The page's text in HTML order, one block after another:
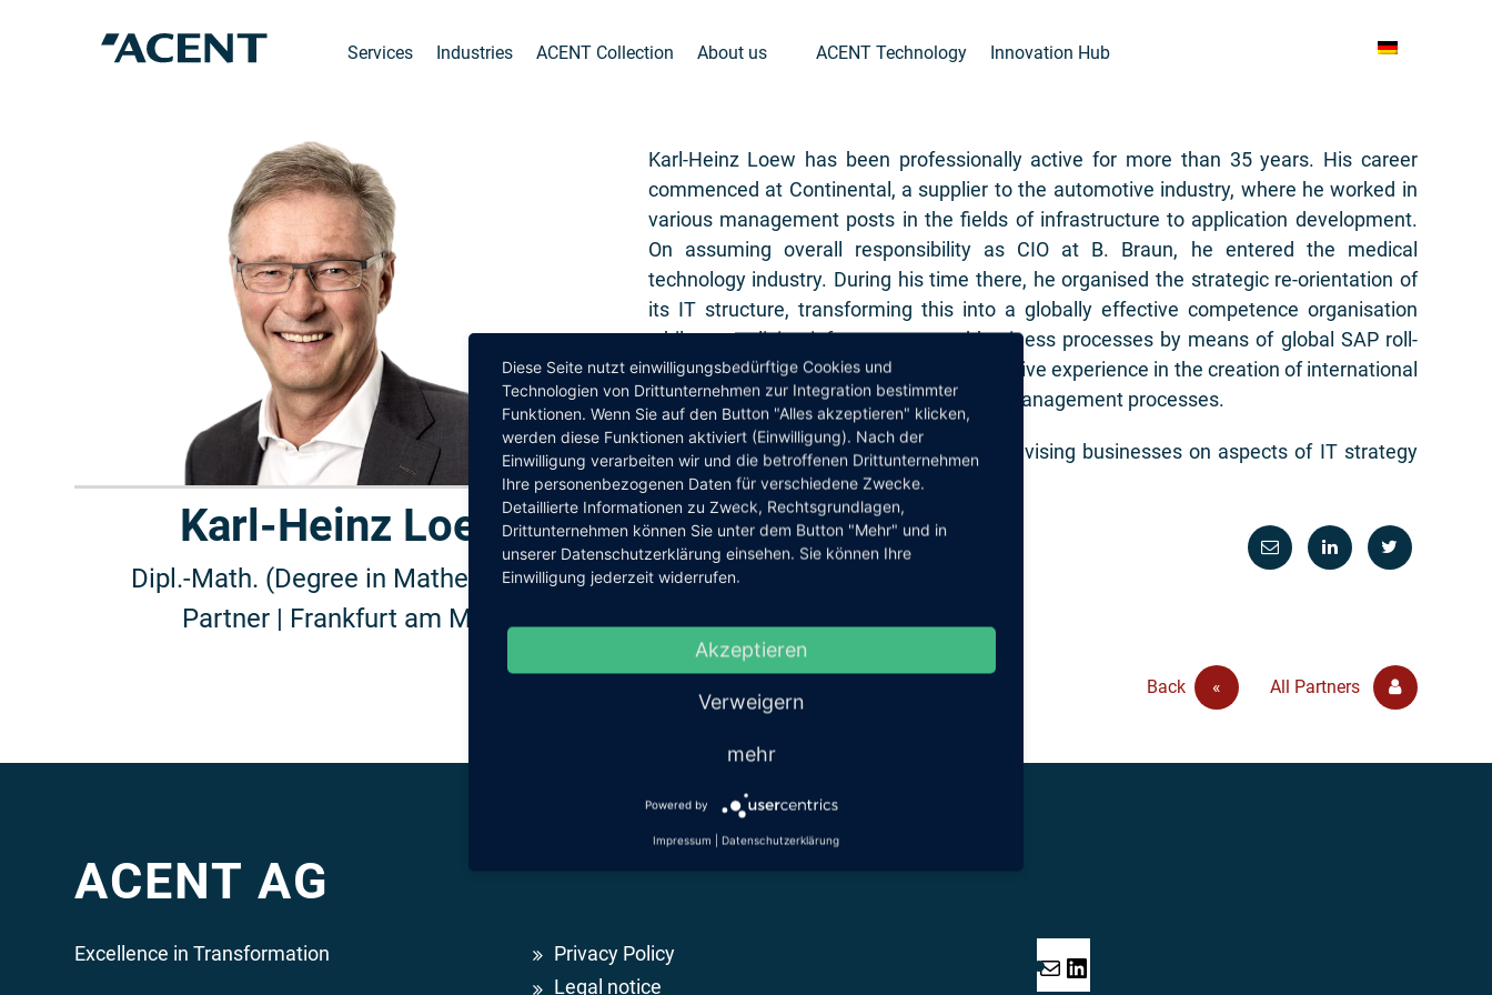
Services Industries ACENT Collection About us ACENT Technology Innovation Hub
Karl-Heinz Loew
Dipl.-Math. (Degree in Mathematics)
Partner | Frankfurt am Main
Karl-Heinz Loew has been professionally active for more than 35 years. His career
commenced at Continental, a supplier to the automotive industry, where he worked in
various management posts in the fields of infrastructure to application development.
On assuming overall responsibility as CIO at B. Braun, he entered the medical
technology industry. During his time there, he organised the strategic re-orientation of
its IT structure, transforming this into a globally effective competence organisation
while centralising infrastructure and business processes by means of global SAP roll-
out. It was also here that he gained extensive experience in the creation of international
IT teams and the corresponding change management processes.
Today, he acts as an interim manager, advising businesses on aspects of IT strategy
and process optimisation.
Back « All Partners
ACENT AG
Excellence in Transformation
Privacy Policy
Legal notice
Mail
Diese Seite nutzt einwilligungsbedürftige Cookies und
Technologien von Drittunternehmen zur Integration bestimmter
Funktionen. Wenn Sie auf den Button "Alles akzeptieren" klicken,
werden diese Funktionen aktiviert (Einwilligung). Nach der
Einwilligung verarbeiten wir und die betroffenen Drittunternehmen
Ihre personenbezogenen Daten für verschiedene Zwecke.
Detaillierte Informationen zu Zweck, Rechtsgrundlagen,
Drittunternehmen können Sie unter dem Button "Mehr" und in
unserer Datenschutzerklärung einsehen. Sie können Ihre
Einwilligung jederzeit widerrufen.
Akzeptieren
Verweigern
mehr
Powered by
Impressum Datenschutzerklärung